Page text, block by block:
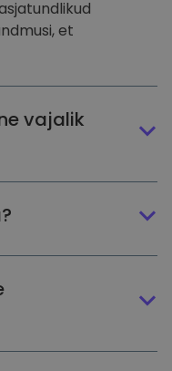
et
vajalik